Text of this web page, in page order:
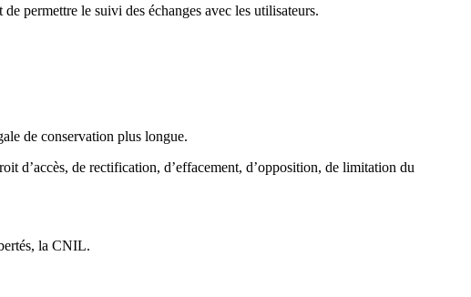
permettre le suivi des échanges avec les utilisateurs.
de conservation plus longue.
d’accès, de rectification, d’effacement, d’opposition, de limitation du
la CNIL.